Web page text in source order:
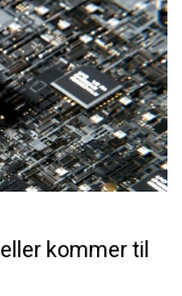
kommer til